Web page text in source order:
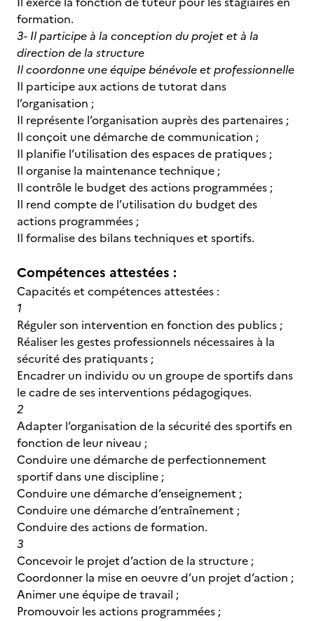
formation.
3- Il participe à la conception du projet et à la
direction de la structure
Il coordonne une équipe bénévole et professionnelle
Il participe aux actions de tutorat dans
l’organisation ;
Il représente l’organisation auprès des partenaires ;
Il conçoit une démarche de communication ;
Il planifie l’utilisation des espaces de pratiques ;
Il organise la maintenance technique ;
Il contrôle le budget des actions programmées ;
Il rend compte de l’utilisation du budget des
actions programmées ;
Il formalise des bilans techniques et sportifs.
Compétences attestées :
Capacités et compétences attestées :
1
Réguler son intervention en fonction des publics ;
Réaliser les gestes professionnels nécessaires à la
sécurité des pratiquants ;
Encadrer un individu ou un groupe de sportifs dans
le cadre de ses interventions pédagogiques.
2
Adapter l’organisation de la sécurité des sportifs en
fonction de leur niveau ;
Conduire une démarche de perfectionnement
sportif dans une discipline ;
Conduire une démarche d’enseignement ;
Conduire une démarche d’entraînement ;
Conduire des actions de formation.
3
Concevoir le projet d’action de la structure ;
Coordonner la mise en oeuvre d’un projet d’action ;
Animer une équipe de travail ;
Promouvoir les actions programmées ;